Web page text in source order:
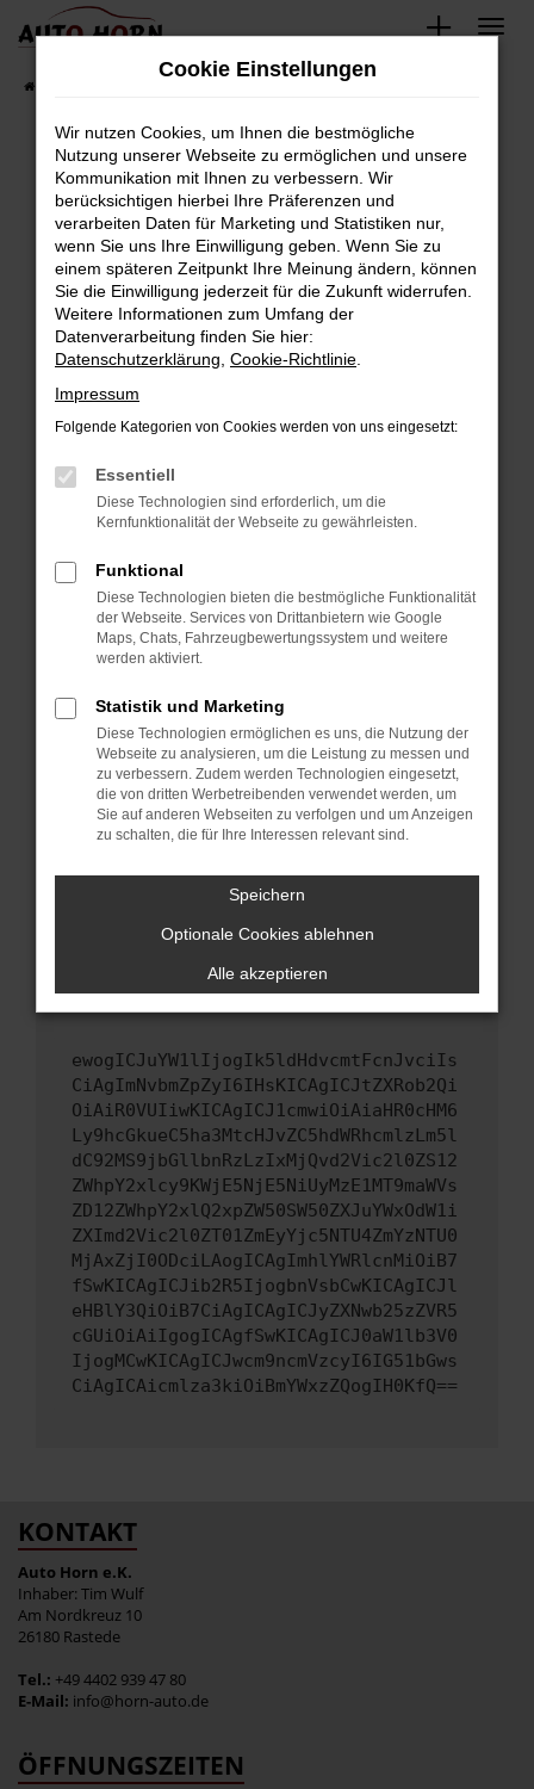
Zum
springen
Fahrzeugbestand
Fehler: Network Error
Beim Laden ist ein Fehler aufgetreten.
Hier sind ein paar Tipps, die dir helfen können:
Überprüfe deine Firewall und deine
Internetverbindung.
Laden andere Webseiten, zum Beispiel deine
Suchmaschine?
Prüfe deine Browsererweiterungen.
können das Laden bestimmter Seiten
verhindern. Funktioniert die Seite in einem
anderen Browser oder in einem privaten
Starte dein Gerät neu.
Das kann manchmal helfen, vorübergehende
Probleme zu beheben.
Betriebssystem auf dem neuesten Stand
sind.
Veraltete Software birgt nicht nur ein
Sicherheitsrisiko, sondern kann auch dazu
führen, dass bestimmte Funktionen nicht mehr
unterstützt werden.
Wende dich an den Webseitenbetreiber.
Wenn du alle oben genannten Schritte versucht
hast, kontaktiere uns bitte. Wir werden
versuchen, das Problem zu beheben. Du kannst
uns diesen Text schicken, um uns bei der
ewogICJuYW1lIjogIk5ldHdvcmtFcnJvciIs
CiAgImNvbmZpZyI6IHsKICAgICJtZXRob2Qi
OiAiR0VUIiwKICAgICJ1cmwiOiAiaHR0cHM6
Ly9hcGkueC5ha3MtcHJvZC5hdWRhcmlzLm5l
dC92MS9jbGllbnRzLzIxMjQvd2Vic2l0ZS12
ZWhpY2xlcy9KWjE5NjE5NiUyMzE1MT9maWVs
ZD12ZWhpY2xlQ2xpZW50SW50ZXJuYWxOdW1i
ZXImd2Vic2l0ZT01ZmEyYjc5NTU4ZmYzNTU0
MjAxZjI0ODciLAogICAgImhlYWRlcnMiOiB7
fSwKICAgICJib2R5IjogbnVsbCwKICAgICJl
eHBlY3QiOiB7CiAgICAgICJyZXNwb25zZVR5
cGUiOiAiIgogICAgfSwKICAgICJ0aW1lb3V0
IjogMCwKICAgICJwcm9ncmVzcyI6IG51bGws
CiAgICAicmlza3kiOiBmYWxzZQogIH0KfQ==
KONTAKT
Auto Horn e.K.
Inhaber: Tim Wulf
Am Nordkreuz 10
26180 Rastede
Tel.: +49 4402 939 47 80
E-Mail: info@horn-auto.de
ÖFFNUNGSZEITEN
Cookie Einstellungen
Wir nutzen Cookies, um Ihnen die bestmögliche
Nutzung unserer Webseite zu ermöglichen und unsere
Kommunikation mit Ihnen zu verbessern. Wir
berücksichtigen hierbei Ihre Präferenzen und
verarbeiten Daten für Marketing und Statistiken nur,
wenn Sie uns Ihre Einwilligung geben. Wenn Sie zu
einem späteren Zeitpunkt Ihre Meinung ändern, können
Sie die Einwilligung jederzeit für die Zukunft widerrufen.
Weitere Informationen zum Umfang der
Datenverarbeitung finden Sie hier:
Datenschutzerklärung Cookie-Richtlinie
Impressum
Folgende Kategorien von Cookies werden von uns eingesetzt:
Essentiell
Diese Technologien sind erforderlich, um die
Kernfunktionalität der Webseite zu gewährleisten.
Funktional
Diese Technologien bieten die bestmögliche Funktionalität
der Webseite. Services von Drittanbietern wie Google
Maps, Chats, Fahrzeugbewertungssystem und weitere
werden aktiviert.
Statistik und Marketing
Diese Technologien ermöglichen es uns, die Nutzung der
Webseite zu analysieren, um die Leistung zu messen und
zu verbessern. Zudem werden Technologien eingesetzt,
die von dritten Werbetreibenden verwendet werden, um
Sie auf anderen Webseiten zu verfolgen und um Anzeigen
zu schalten, die für Ihre Interessen relevant sind.
Speichern
Optionale Cookies ablehnen
Alle akzeptieren